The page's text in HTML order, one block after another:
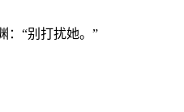
：“别打扰她。”